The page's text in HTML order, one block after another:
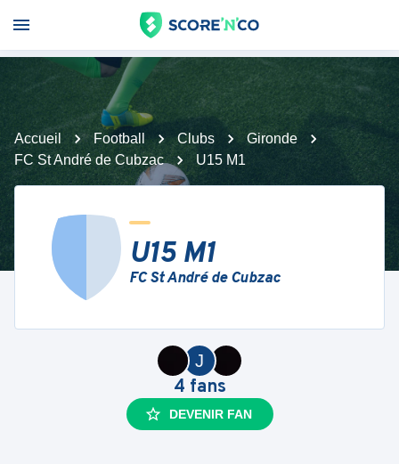
Accueil Football Clubs
Gironde
FC St André de Cubzac
U15 M1
U15 M1
FC St André de Cubzac
J
4 fans
DEVENIR FAN